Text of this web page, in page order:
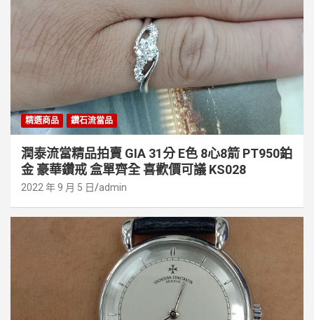
精選商品 鑽石流當品
潤泰流當精品拍賣 GIA 31分 E色 8心8箭 PT950鉑
金 豪華鑽戒 盒單齊全 喜歡價可議 KS028
2022 年 9 月 5 日 admin